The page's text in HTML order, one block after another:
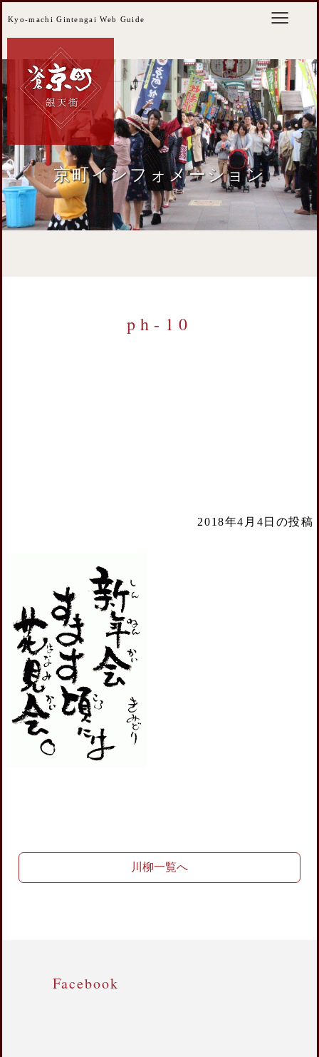
Kyo-machi Gintengai Web Guide
京町インフォメーション
ph-10
2018年4月4日の投稿
川柳一覧へ
Facebook